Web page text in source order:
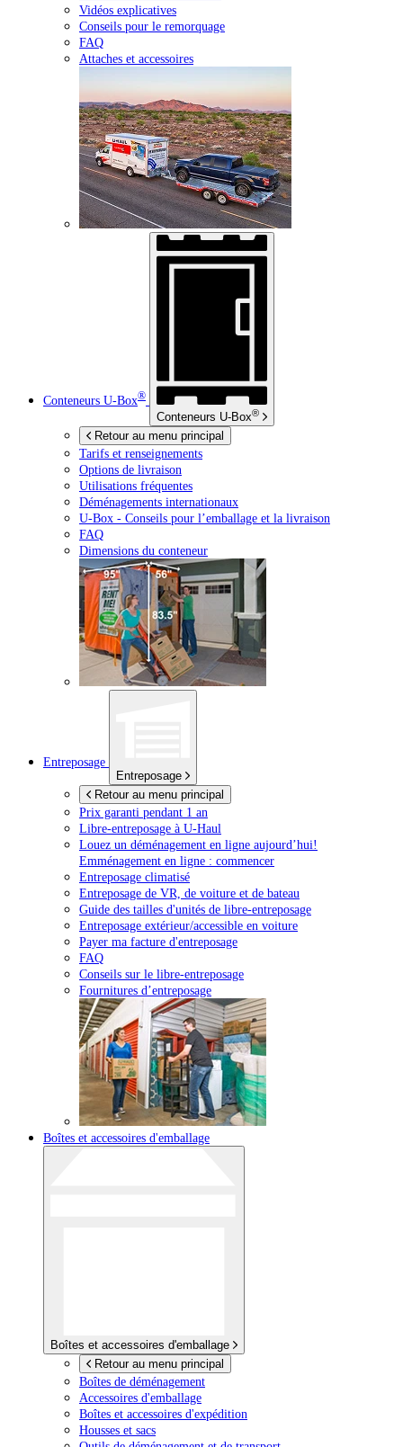
Vidéos explicatives
Conseils pour le remorquage
FAQ
Attaches et accessoires
Conteneurs U-Box®
Conteneurs U-Box®
Retour au menu principal
Tarifs et renseignements
Options de livraison
Utilisations fréquentes
Déménagements internationaux
U-Box - Conseils pour l’emballage et la livraison
FAQ
Dimensions du conteneur
Entreposage
Entreposage
Retour au menu principal
Prix garanti pendant 1 an
Libre-entreposage à U-Haul
Louez un déménagement en ligne aujourd’hui!
Emménagement en ligne : commencer
Entreposage climatisé
Entreposage de VR, de voiture et de bateau
Guide des tailles d'unités de libre-entreposage
Entreposage extérieur/accessible en voiture
Payer ma facture d'entreposage
FAQ
Conseils sur le libre-entreposage
Fournitures d’entreposage
Boîtes et accessoires d'emballage
Boîtes et accessoires d'emballage
Retour au menu principal
Boîtes de déménagement
Accessoires d'emballage
Boîtes et accessoires d'expédition
Housses et sacs